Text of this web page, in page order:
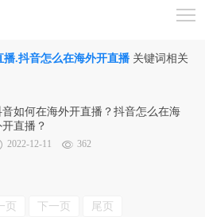
.抖音怎么在海外开直播关键词相关
音如何在海外开直播？抖音怎么在海
开直播？
2022-12-11 362
页 下一页 尾页